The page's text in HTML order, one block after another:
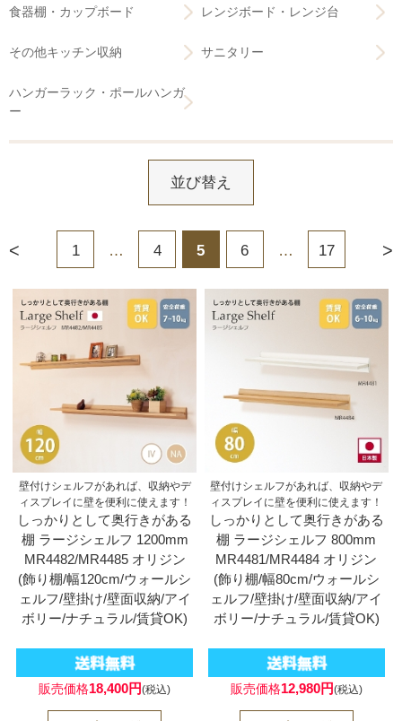
食器棚・カップボード レンジボード・レンジ台
その他キッチン収納 サニタリー
ハンガーラック・ポールハンガ
ー
並び替え
< >
1 … 4 5 6 … 17
壁付けシェルフがあれば、収納やデ
ィスプレイに壁を便利に使えます！
しっかりとして奥行きがある
棚 ラージシェルフ 1200mm
MR4482/MR4485 オリジン
(飾り棚/幅120cm/ウォールシ
ェルフ/壁掛け/壁面収納/アイ
ボリー/ナチュラル/賃貸OK)
販売価格18,400円(税込)
壁付けシェルフがあれば、収納やデ
ィスプレイに壁を便利に使えます！
しっかりとして奥行きがある
棚 ラージシェルフ 800mm
MR4481/MR4484 オリジン
(飾り棚/幅80cm/ウォールシ
ェルフ/壁掛け/壁面収納/アイ
ボリー/ナチュラル/賃貸OK)
販売価格12,980円(税込)